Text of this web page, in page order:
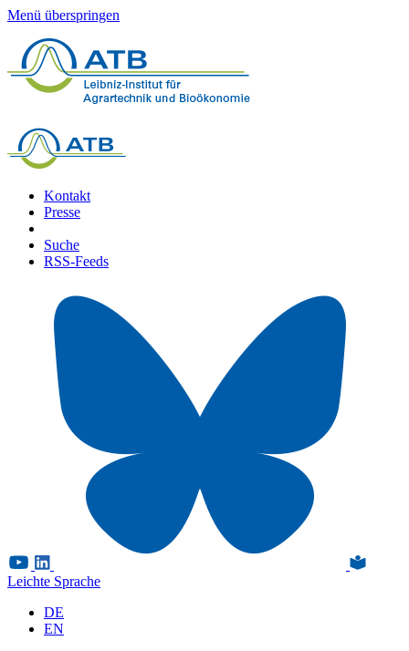
Menü überspringen
Kontakt
Presse
Suche
RSS-Feeds
Leichte Sprache
DE
EN